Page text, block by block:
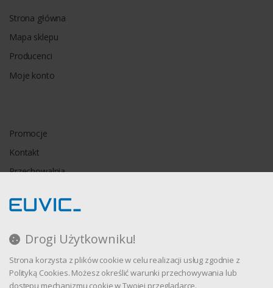
Drogi Użytkowniku!
Strona korzysta z plików cookie w celu realizacji usług zgodnie z
Polityką Cookies. Możesz określić warunki przechowywania lub
dostępu mechanizmu cookie w Twojej przeglądarce.
Strona główna
Mapa sklepu
Producenci
Moje konto
Promocje
Kontakt
Przechowalnia
Regulamin
Polityka prywatności